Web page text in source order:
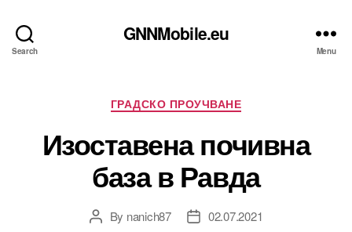
Search
GNNMobile.eu
Menu
Categories
ГРАДСКО ПРОУЧВАНЕ
Изоставена почивна
база в Равда
PostBy nanich87
Post02.07.2021